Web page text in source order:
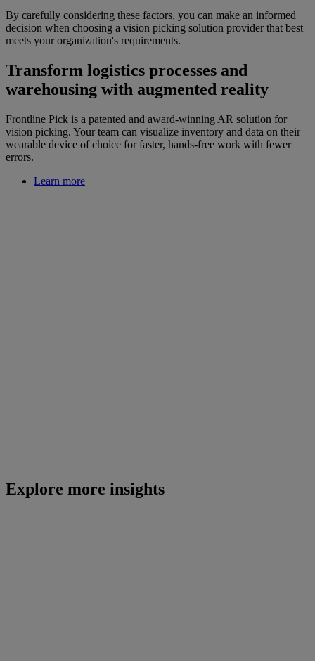
By carefully considering these factors, you can make an informed
decision when choosing a vision picking solution provider that best
meets your organization's requirements.
Transform logistics processes and
warehousing with augmented reality
Frontline Pick is a patented and award-winning AR solution for
vision picking. Your team can visualize inventory and data on their
wearable device of choice for faster, hands-free work with fewer
errors.
Learn more
Explore more insights